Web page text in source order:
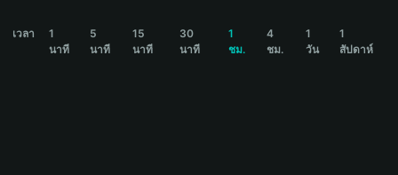
Español (Argentina)
เวลา
1
นาที
5
นาที
15
นาที
30
นาที
1
ชม.
4
ชม.
1
วัน
1
สัปดาห์